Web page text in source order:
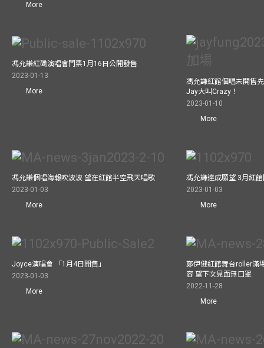
More
馮允謙紅磡演唱會門票1月16日公開發售
2023-01-13
More
馮允謙紅館個唱未開售
Jay大叫Crazy！
2023-01-10
More
馮允謙個唱海報吹波波 望在紅館半空飛天唱歌
2023-01-03
More
馮允謙達成願望 3月紅
2023-01-03
More
Joyce演唱會 「1月4日開售」
2023-01-03
More
鄭伊健紅館舞台roller滿
容 望下次見面無口罩
2022-11-28
More